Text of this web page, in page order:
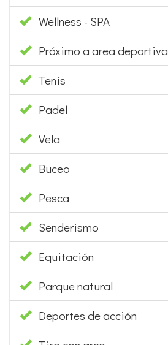
Wellness - SPA
Próximo a area deportiva
Tenis
Padel
Vela
Buceo
Pesca
Senderismo
Equitación
Parque natural
Deportes de acción